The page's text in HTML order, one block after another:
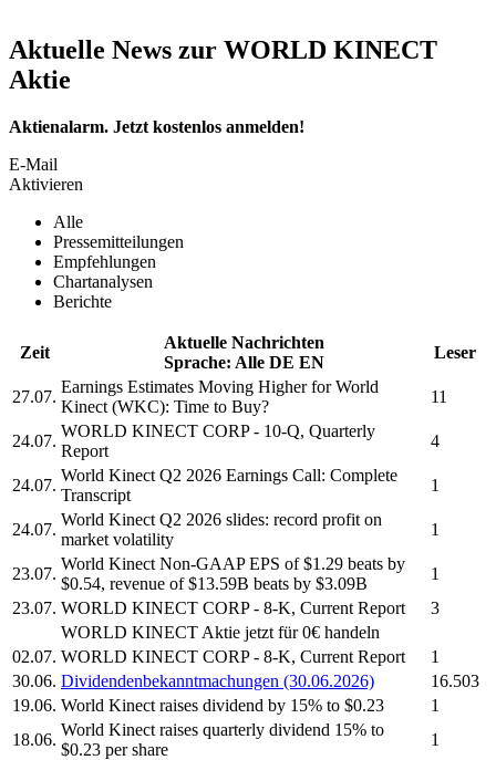
Aktuelle News zur WORLD KINECT
Aktie
Aktienalarm. Jetzt kostenlos anmelden!
E-Mail
Aktivieren
Alle
Pressemitteilungen
Empfehlungen
Chartanalysen
Berichte
Zeit
Aktuelle Nachrichten
Sprache: Alle DE EN
Leser
27.07.
Earnings Estimates Moving Higher forWorld
Kinect (WKC): Time to Buy?
11
24.07.
WORLD KINECT CORP- 10-Q, Quarterly
Report
4
24.07.
World Kinect Q2 2026 Earnings Call: Complete
Transcript
1
24.07.
World Kinect Q2 2026 slides: record profit on
market volatility
1
23.07.
World Kinect Non-GAAP EPS of $1.29 beats by
$0.54, revenue of $13.59B beats by $3.09B
1
23.07. WORLD KINECT CORP- 8-K, Current Report
3
WORLD KINECT Aktie jetzt für 0€ handeln
02.07. WORLD KINECT CORP- 8-K, Current Report
1
30.06. Dividendenbekanntmachungen (30.06.2026)
16.503
19.06. World Kinect raises dividend by 15% to $0.23
1
18.06.
World Kinect raises quarterly dividend 15% to
$0.23 per share
1